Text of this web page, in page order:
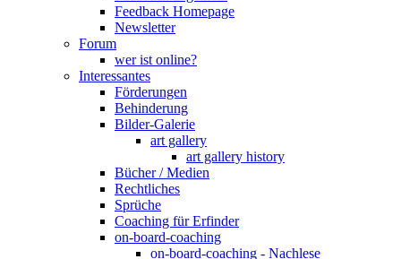
Feedback Homepage
Newsletter
Forum
wer ist online?
Interessantes
Förderungen
Behinderung
Bilder-Galerie
art gallery
art gallery history
Bücher / Medien
Rechtliches
Sprüche
Coaching für Erfinder
on-board-coaching
on-board-coaching - Nachlese